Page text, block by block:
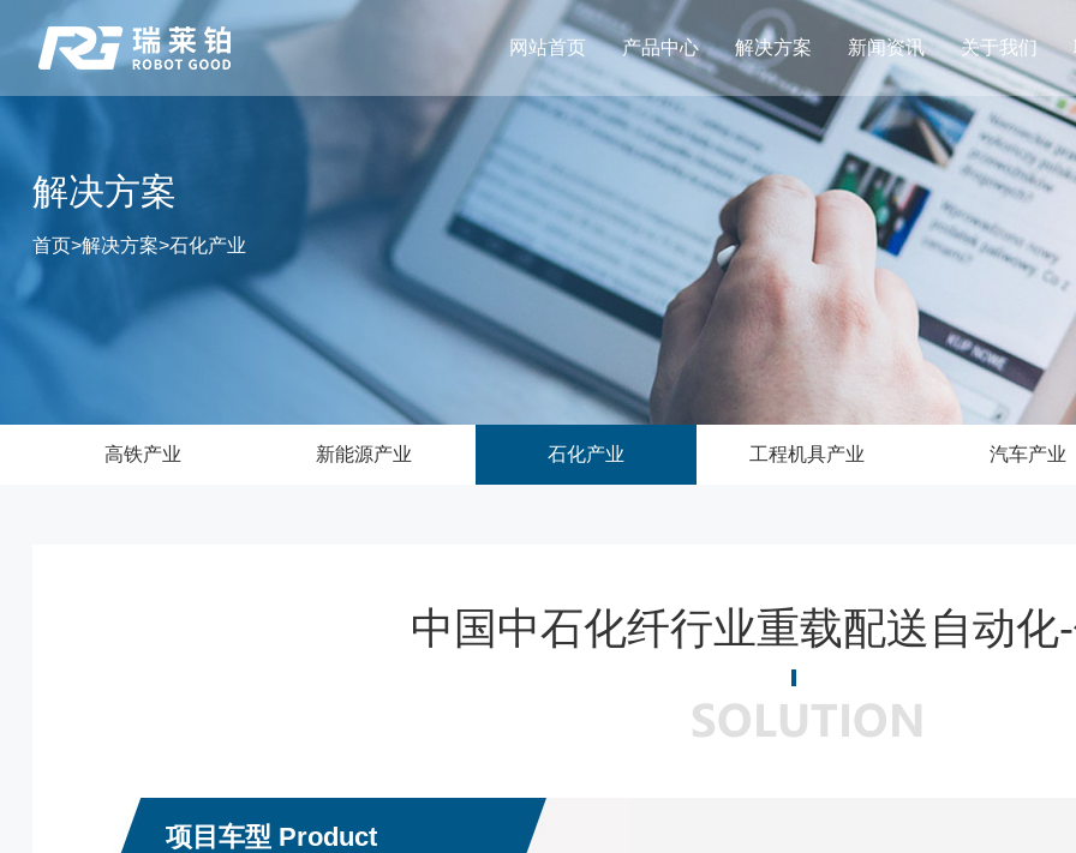
网站首页 产品中心 解决方案 新闻资讯 关于我们
解决方案
首页>解决方案>石化产业
高铁产业 新能源产业 石化产业 工程机具产业 汽车产业
中国中石化纤行业重载配送自动化
项目车型 Product